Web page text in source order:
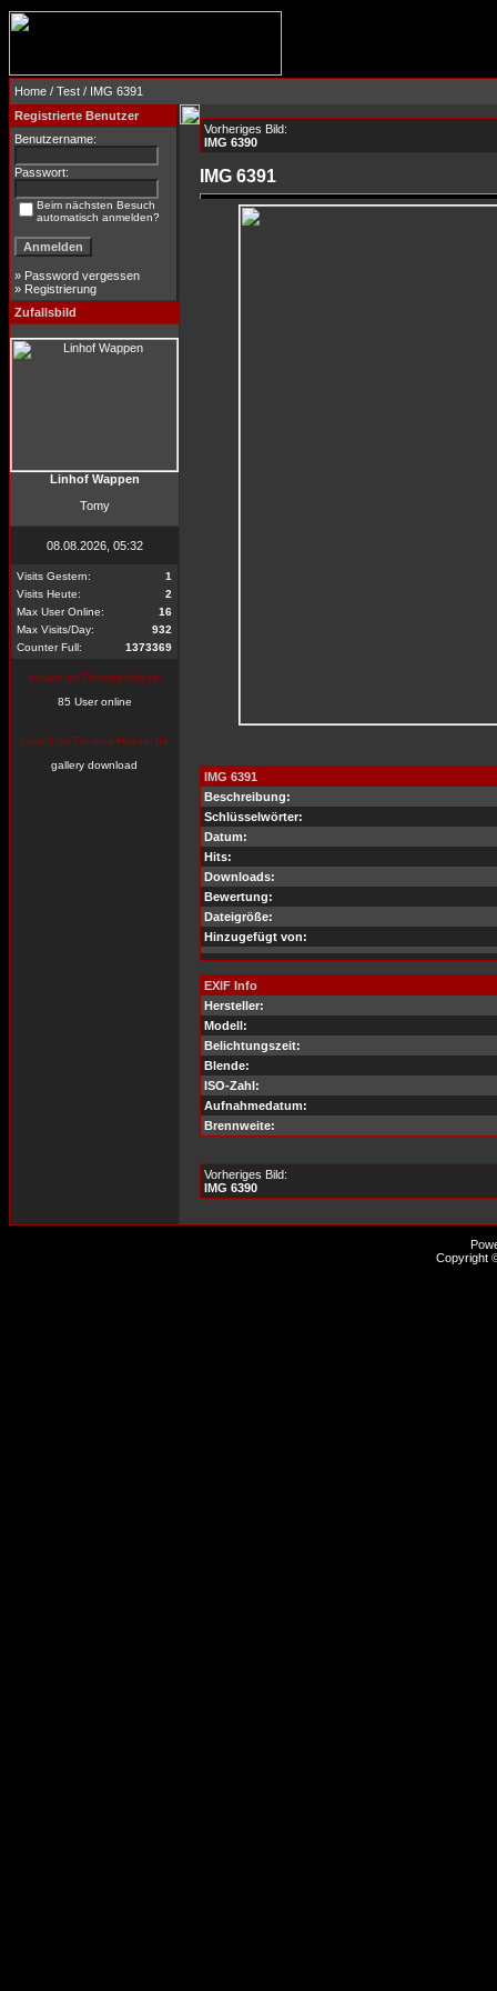
Home / Test / IMG 6391
Registrierte Benutzer
Benutzername:
Passwort:
Beim nächsten Besuch
automatisch anmelden?
» Password vergessen
» Registrierung
Zufallsbild
Linhof Wappen
Tomy
08.08.2026, 05:32
Visits Gestern:
1
Visits Heute:
2
Max User Online:
16
Max Visits/Day:
932
Counter Full:
1373369
zurück zu Thomas Heydel
85 User online
zurück zu Thomas-Heydel.de
gallery download
Vorheriges Bild:
IMG 6390
IMG 6391
IMG 6391
Beschreibung:
Schlüsselwörter:
Datum:
Hits:
Downloads:
Bewertung:
Dateigröße:
Hinzugefügt von:
EXIF Info
Hersteller:
Modell:
Belichtungszeit:
Blende:
ISO-Zahl:
Aufnahmedatum:
Brennweite:
Vorheriges Bild:
IMG 6390
Copyright